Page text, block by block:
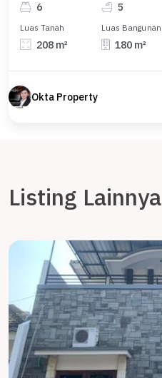
6 5
Luas Tanah
208 m²
Luas Bangunan
180 m²
Okta Property
Listing Lainnya